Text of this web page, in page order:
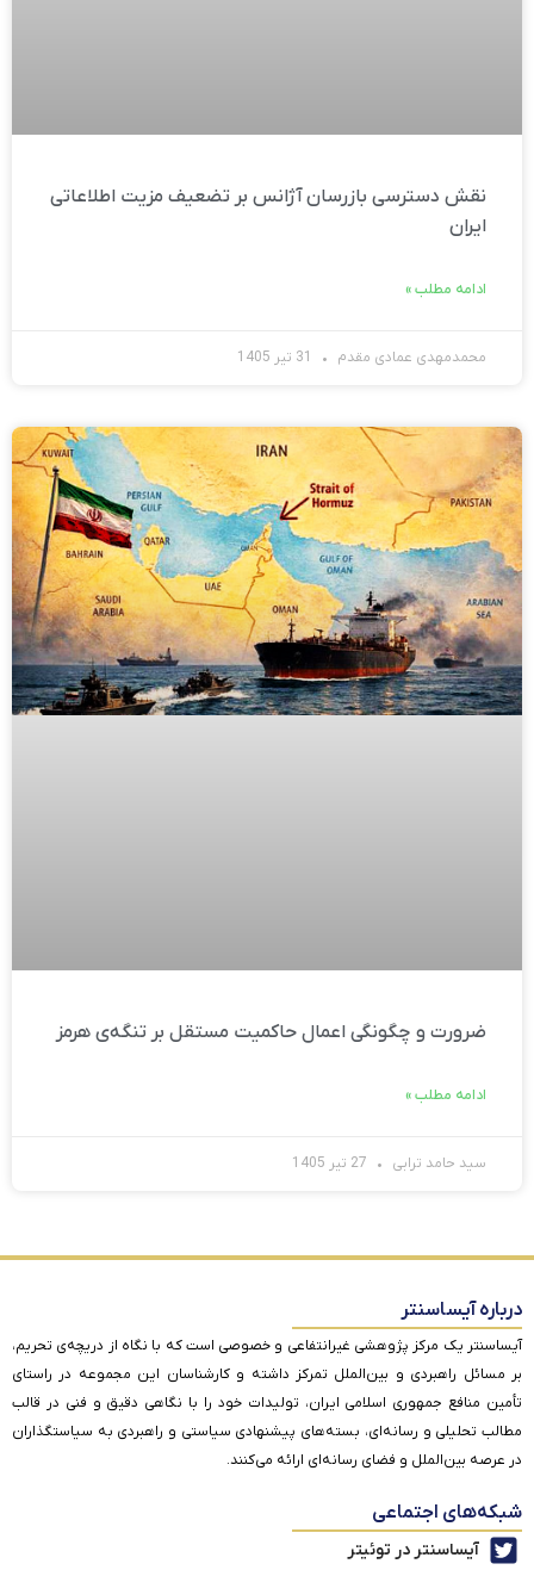
نقش دسترسی بازرسان آژانس بر تضعیف مزیت اطلاعاتی
ایران
ادامه مطلب »
محمدمهدی عمادی مقدم
ضرورت و چگونگی اعمال حاکمیت مستقل بر تنگه‌ی هرمز
ادامه مطلب »
سید حامد ترابی
درباره آیساسنتر
آیساسنتر یک مرکز پژوهشی غیرانتفاعی و خصوصی است که با نگاه از دریچه‌ی تحریم،
بر مسائل راهبردی و بین‌الملل تمرکز داشته و کارشناسان این مجموعه در راستای
تأمین منافع جمهوری اسلامی ایران، تولیدات خود را با نگاهی دقیق و فنی در قالب
مطالب تحلیلی و رسانه‌ای، بسته‌های پیشنهادی سیاستی و راهبردی به سیاستگذاران
در عرصه بین‌الملل و فضای رسانه‌ای ارائه می‌کنند.
شبکه‌های اجتماعی
آیساسنتر در توئیتر